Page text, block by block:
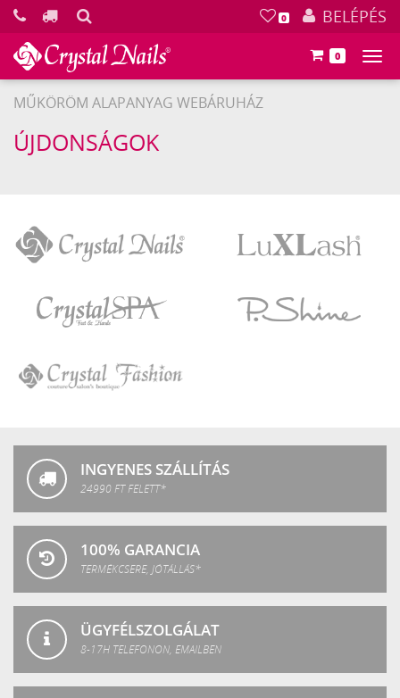
0 BELÉPÉS
0
MŰKÖRÖM ALAPANYAG WEBÁRUHÁZ
ÚJDONSÁGOK
Nails
SPA
INGYENES SZÁLLÍTÁS
24990 FT FELETT*
100% GARANCIA
TERMÉKCSERE, JÓTÁLLÁS*
ÜGYFÉLSZOLGÁLAT
8-17H TELEFONON, EMAILBEN